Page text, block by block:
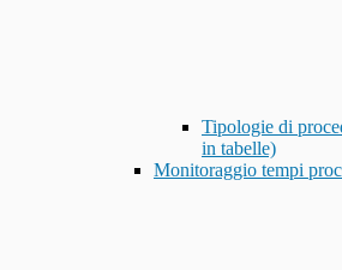
Tipologie di
in tabelle)
Monitoraggio tempi